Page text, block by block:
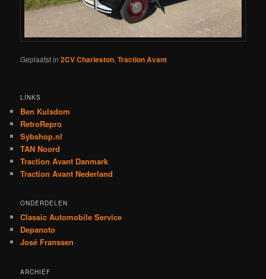
Geplaatst in 2CV Charleston,Traction Avant
LINKS
Ben Kulsdom
RetroRepro
Sybshop.nl
TAN Noord
Traction Avant Danmark
Traction Avant Nederland
ONDERDELEN
Classic Automobile Service
Depanoto
José Franssen
ARCHIEF